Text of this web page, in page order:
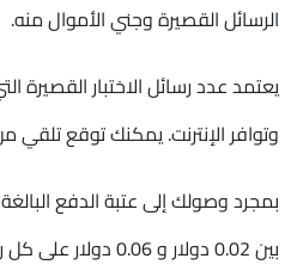
الرسائل القصيرة وجني الأموال منه.
يعتمد عدد رسائل الاختبار القصيرة
وتوافر الإنترنت. يمكنك توقع تلقي من 2 إلى 5 رسائل نصية